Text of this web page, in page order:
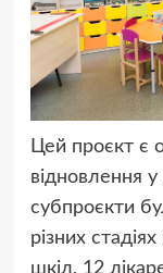
Цей проєкт є
відновлення у
субпроєкти
різних
шкіл, 12